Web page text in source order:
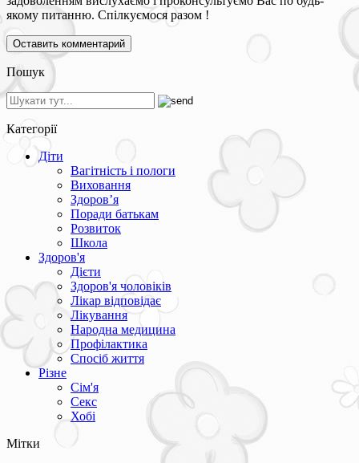
якому питанню. Спілкуємося разом !
Пошук
Категорії
Діти
Вагітність і пологи
Виховання
Здоров’я
Поради батькам
Розвиток
Школа
Здоров'я
Дієти
Здоров'я чоловіків
Лікар відповідає
Лікування
Народна медицина
Профілактика
Спосіб життя
Різне
Сім'я
Секс
Хобі
Мітки